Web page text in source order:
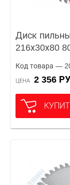
Диск
216х30х80
Код товара —
ЦЕНА 2 356